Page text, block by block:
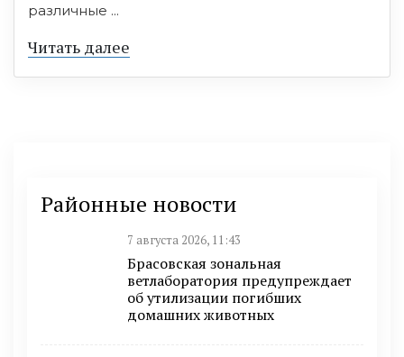
различные ...
Читать далее
Районные новости
7 августа 2026, 11:43
Брасовская зональная
ветлаборатория предупреждает
об утилизации погибших
домашних животных